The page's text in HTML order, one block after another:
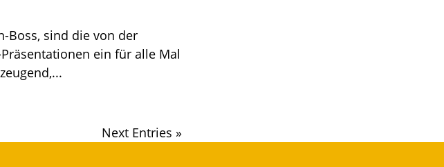
Boss, sind die von der
ein für alle Mal
Next Entries »